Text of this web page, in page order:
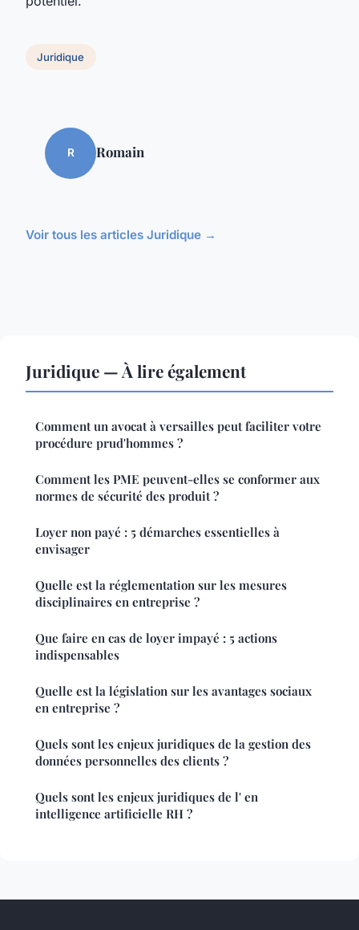
Juridique
R Romain
Voir tous les articles Juridique →
Juridique — À lire également
Comment un avocat à versailles peut faciliter votre
procédure prud'hommes ?
Comment les PME peuvent-elles se conformer aux
normes de sécurité des produit ?
Loyer non payé : 5 démarches essentielles à
envisager
Quelle est la réglementation sur les mesures
disciplinaires en entreprise ?
Que faire en cas de loyer impayé : 5 actions
indispensables
Quelle est la législation sur les avantages sociaux
en entreprise ?
Quels sont les enjeux juridiques de la gestion des
données personnelles des clients ?
Quels sont les enjeux juridiques de l' en
intelligence artificielle RH ?